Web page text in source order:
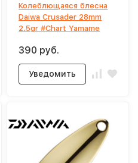
Колеблющаяся блесна
Daiwa Crusader 28mm
2.5gr #Chart Yamame
390 руб.
Уведомить